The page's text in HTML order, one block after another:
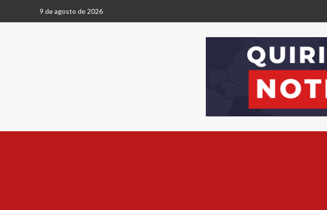
9 de agosto de 2026